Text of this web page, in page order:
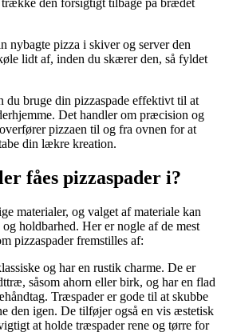
trække den forsigtigt tilbage på brædet
nybagte pizza i skiver og server den
lidt af, inden du skærer den, så fyldet
du bruge din pizzaspade effektivt til at
Det handler om præcision og
pizzaen til og fra ovnen for at
din lækre kreation.
fåes pizzaspader i?
materialer, og valget af materiale kan
holdbarhed. Her er nogle af de mest
pizzaspader fremstilles af:
og har en rustik charme. De er
såsom ahorn eller birk, og har en flad
Træspader er gode til at skubbe
den igen. De tilføjer også en vis æstetisk
at holde træspader rene og tørre for